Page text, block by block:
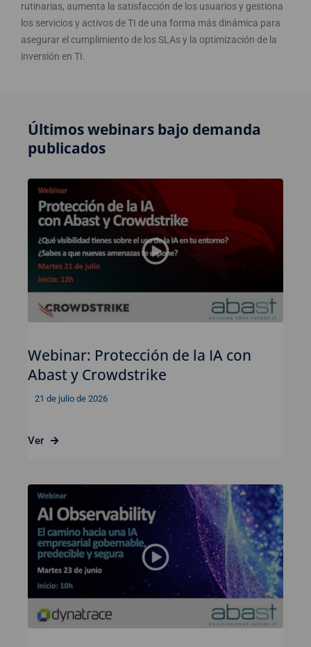
rutinarias, aumenta la satisfacción de los usuarios y gestiona
los servicios y activos de TI de una forma más dinámica para
asegurar el cumplimiento de los SLAs y la optimización de la
inversión en TI.
Últimos webinars bajo demanda
publicados
Webinar: Protección de la IA con
Abast y Crowdstrike
21 de julio de 2026
Ver